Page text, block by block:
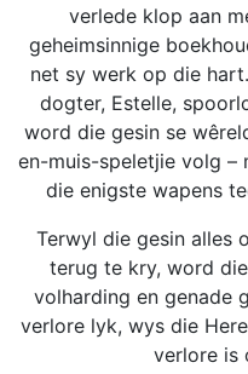
verlede klop aan
geheimsinnige
net sy werk op die
dogter, Estelle,
word die gesin se
en-muis-speletjie volg
die enigste wapens
Terwyl die gesin alles
terug te kry, word
volharding en genade
verlore lyk, wys die
verlore is